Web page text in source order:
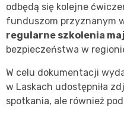
odbędą się kolejne
funduszom przyznanym
regularne szkolenia
bezpieczeństwa w
W celu dokumentacji
w Laskach udostępniła
spotkania, ale również